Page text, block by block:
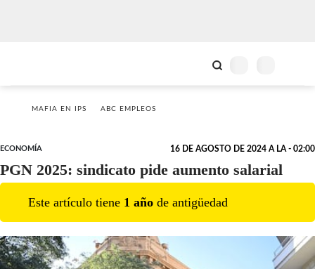
MAFIA EN IPS ABC EMPLEOS
ECONOMÍA 16 DE AGOSTO DE 2024 A LA - 02:00
PGN 2025: sindicato pide aumento salarial
Este artículo tiene 1 año de antigüedad